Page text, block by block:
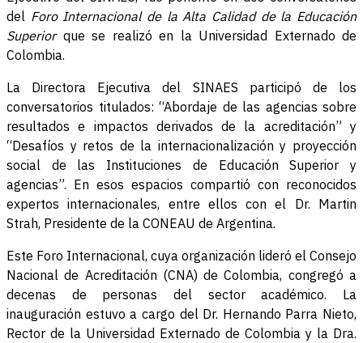
del Foro Internacional de la Alta Calidad de la Educación
Superiorque se realizó en la Universidad Externado de
Colombia.
La Directora Ejecutiva del SINAES participó de los
conversatorios titulados: “Abordaje de las agencias sobre
resultados e impactos derivados de la acreditación” y
“Desafíos y retos de la internacionalización y proyección
social de las Instituciones de Educación Superior y
agencias”. En esos espacios compartió con reconocidos
expertos internacionales, entre ellos con el Dr. Martin
Strah, Presidente de la CONEAU de Argentina.
Este Foro Internacional, cuya organización lideró el Consejo
Nacional de Acreditación (CNA) de Colombia, congregó a
decenas de personas del sector académico. La
inauguración estuvo a cargo del Dr. Hernando Parra Nieto,
Rector de la Universidad Externado de Colombia y la Dra.